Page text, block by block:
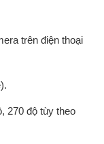
trên điện thoại
270 độ tùy theo